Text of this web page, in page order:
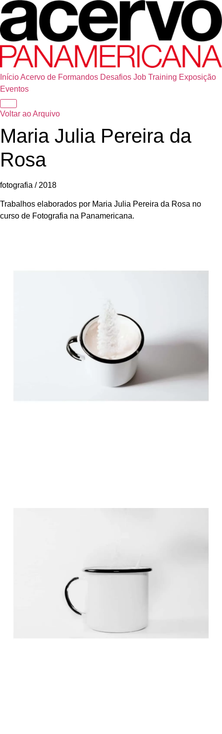
InícioAcervo de Formandos Desafios Job Training Exposição
Eventos
Voltar ao Arquivo
Maria Julia Pereira da
Rosa
fotografia / 2018
Trabalhos elaborados por Maria Julia Pereira da Rosa no
curso de Fotografia na Panamericana.